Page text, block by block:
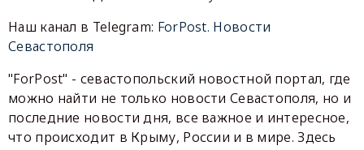
Наш канал в Telegram: ForPost. Новости
Севастополя
"ForPost" - севастопольский новостной портал, где
можно найти не только новости Севастополя, но и
последние новости дня, все важное и интересное,
что происходит в Крыму, России и в мире. Здесь